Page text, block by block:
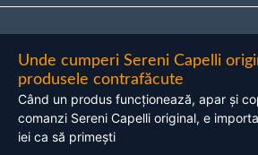
Unde cumperi Sereni Capelli
produsele contrafăcute
Când un produs funcționează, apar și
comanzi Sereni Capelli original, e
iei ca să primești